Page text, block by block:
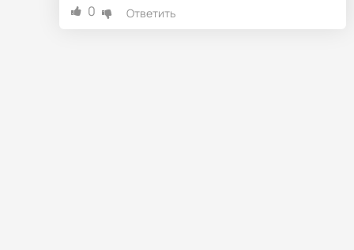
0 Ответить